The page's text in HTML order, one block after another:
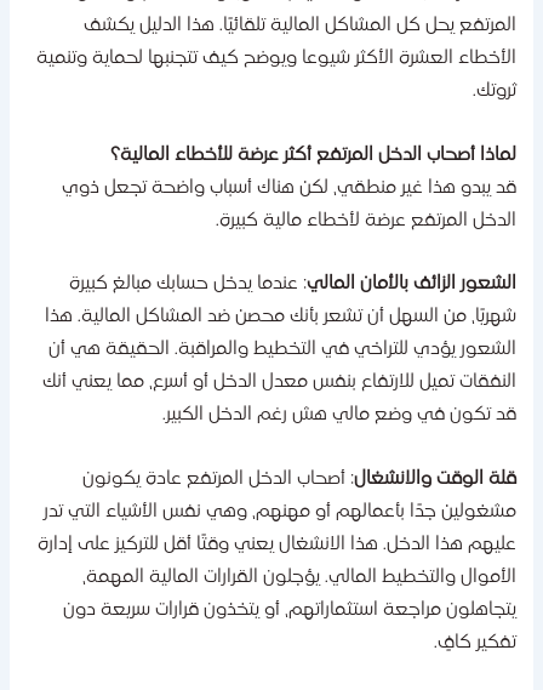
يحل كل المشاكل المالية تلقائيًا. هذا الدليل يكشف
العشرة الأكثر شيوعا ويوضح كيف تتجنبها لحماية وتنمية
أصحاب الدخل المرتفع أكثر عرضة للأخطاء المالية؟
يبدو هذا غير منطقي، لكن هناك أسباب واضحة تجعل ذوي
المرتفع عرضة لأخطاء مالية كبيرة.
الزائف بالأمان المالي: عندما يدخل حسابك مبالغ كبيرة
من السهل أن تشعر بأنك محصن ضد المشاكل المالية. هذا
يؤدي للتراخي في التخطيط والمراقبة. الحقيقة هي أن
تميل للارتفاع بنفس معدل الدخل أو أسرع، مما يعني أنك
تكون في وضع مالي هش رغم الدخل الكبير.
الوقت والانشغال: أصحاب الدخل المرتفع عادة يكونون
جدًا بأعمالهم أو مهنهم، وهي نفس الأشياء التي تدر
هذا الدخل. هذا الانشغال يعني وقتًا أقل للتركيز على إدارة
والتخطيط المالي. يؤجلون القرارات المالية المهمة،
مراجعة استثماراتهم، أو يتخذون قرارات سريعة دون
كافٍ.